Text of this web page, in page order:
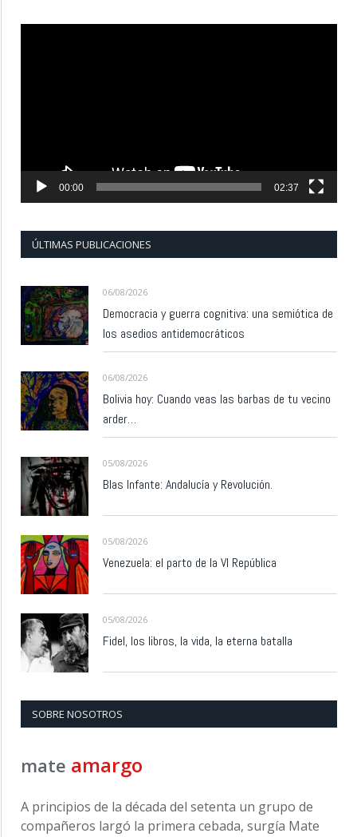
00:00 02:37
ÚLTIMAS PUBLICACIONES
06/08/2026
Democracia y guerra cognitiva: una semiótica de
los asedios antidemocráticos
06/08/2026
Bolivia hoy: Cuando veas las barbas de tu vecino
arder…
05/08/2026
Blas Infante: Andalucía y Revolución.
05/08/2026
Venezuela: el parto de la VI República
05/08/2026
Fidel, los libros, la vida, la eterna batalla
SOBRE NOSOTROS
mate amargo
A principios de la década del setenta un grupo de
compañeros largó la primera cebada, surgía Mate